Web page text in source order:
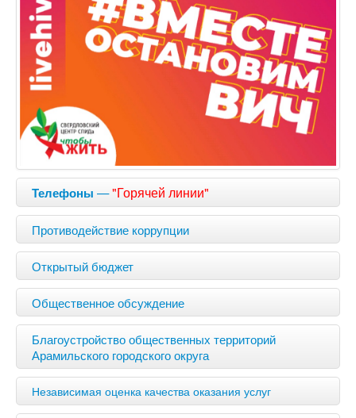
Телефоны —"Горячей линии"
Противодействие коррупции
Открытый бюджет
Общественное обсуждение
Благоустройство общественных территорий
Арамильского городского округа
Независимая оценка качества оказания услуг